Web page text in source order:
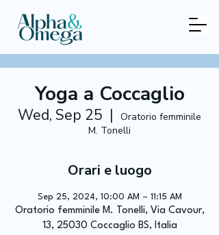
Yoga a Coccaglio
Wed, Sep 25
  |
Oratorio femminile
M. Tonelli
Orari e luogo
Sep 25, 2024, 10:00 AM – 11:15 AM
Oratorio femminile M. Tonelli, Via Cavour,
13, 25030 Coccaglio BS, Italia